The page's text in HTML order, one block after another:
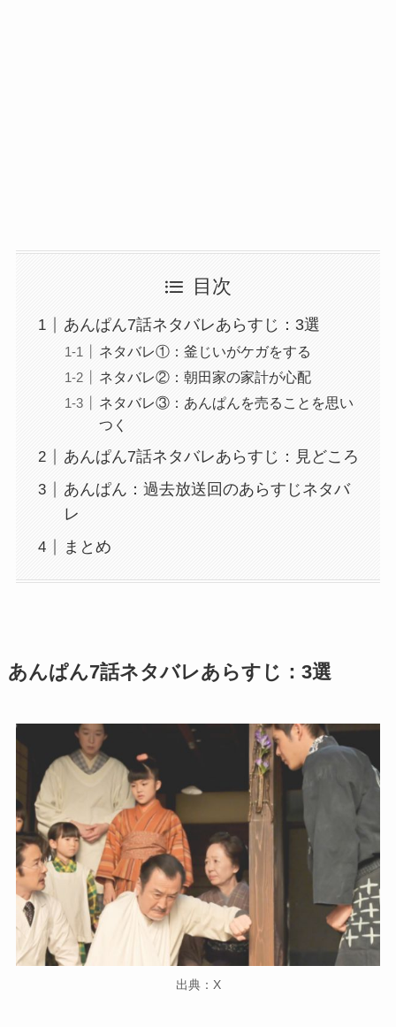
目次
あんぱん7話ネタバレあらすじ：3選
ネタバレ①：釜じいがケガをする
ネタバレ②：朝田家の家計が心配
ネタバレ③：あんぱんを売ることを思い
つく
あんぱん7話ネタバレあらすじ：見どころ
あんぱん：過去放送回のあらすじネタバ
レ
まとめ
あんぱん7話ネタバレあらすじ：3選
出典：X